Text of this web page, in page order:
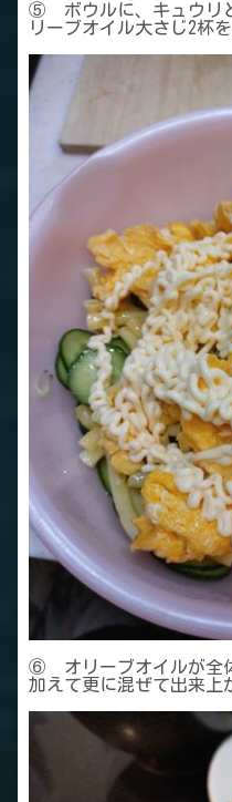
⑤ ボウルに、キュウリ
リーブオイル大さじ2杯
⑥ オリーブオイルが全
加えて更に混ぜて出来上